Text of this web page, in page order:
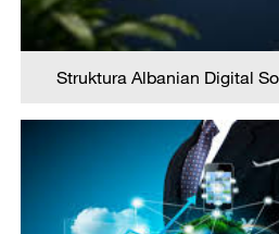
Struktura Albanian Digital